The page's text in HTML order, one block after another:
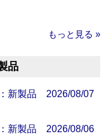
もっと見る »
品
新製品 2026/08/07
新製品 2026/08/06